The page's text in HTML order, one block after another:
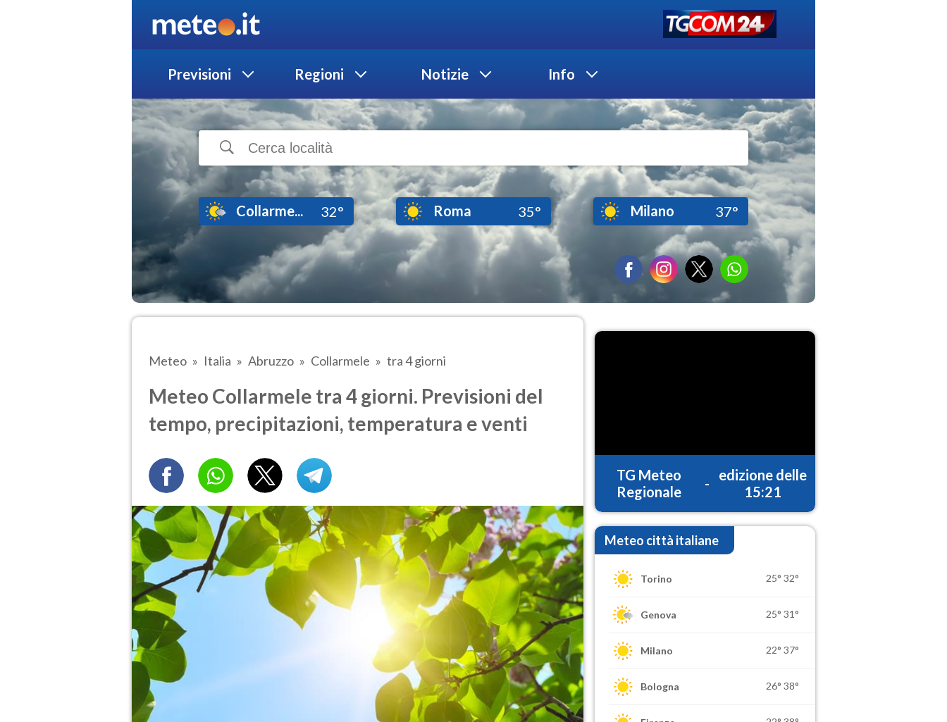
Previsioni Regioni Notizie Info
Collarme... 32° Roma 35° Milano 37°
Meteo Italia Abruzzo Collarmele tra 4 giorni
Meteo Collarmele tra 4 giorni. Previsioni del
tempo, precipitazioni, temperatura e venti
TG Meteo
Regionale
-
edizione delle
15:21
Meteo città italiane
Torino 25° 32°
Genova 25° 31°
Milano 22° 37°
Bologna 26° 38°